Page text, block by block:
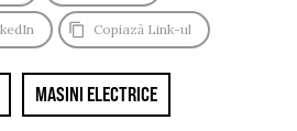
Copiază Link-ul
MASINI ELECTRICE